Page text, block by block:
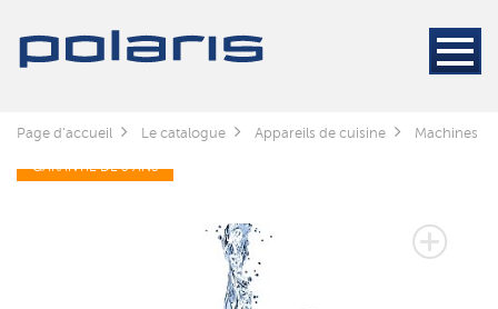
Page d'accueil Le catalogue Appareils de cuisine Machines à
GARANTIE DE 3 ANS